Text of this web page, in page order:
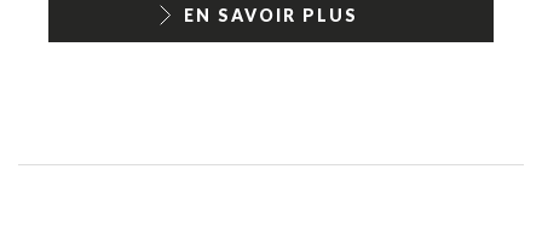
EN SAVOIR PLUS